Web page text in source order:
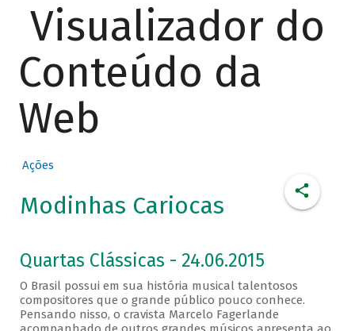
Visualizador do
Conteúdo da
Web
Ações
Modinhas Cariocas
Quartas Clássicas - 24.06.2015
O Brasil possui em sua história musical talentosos
compositores que o grande público pouco conhece.
Pensando nisso, o cravista Marcelo Fagerlande